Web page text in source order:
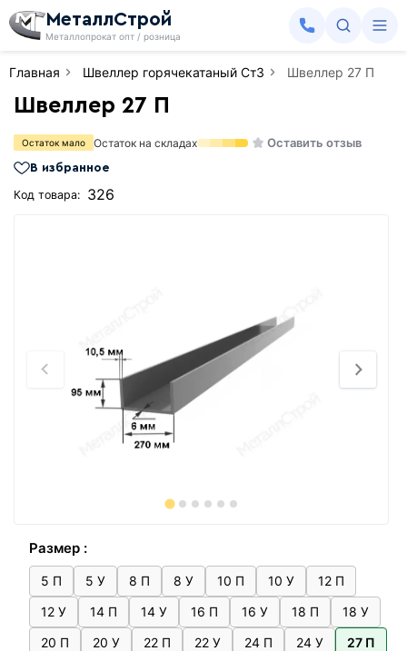
МеталлСтрой
Металлопрокат опт / розница
Главная Швеллер горячекатаный Ст3 Швеллер 27 П
Швеллер 27 П
Остаток мало Остаток на складах Оставить отзыв
В избранное
Код товара: 326
Размер :
5 П 5 У 8 П 8 У 10 П 10 У
12 П
12 У
14 П 14 У 16 П 16 У 18 П
18 У
20 П
20 У 22 П 22 У 24 П 24 У
27 П